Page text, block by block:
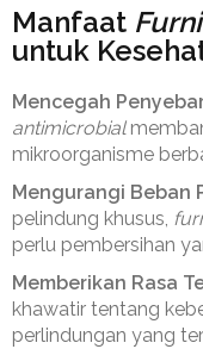
⁠Manfaat
untuk
Mencegah
antimicrobial
mikroorganisme
Mengurangi Beban
pelindung khusus,
perlu pembersihan
Memberikan Rasa
khawatir tentang
perlindungan yang